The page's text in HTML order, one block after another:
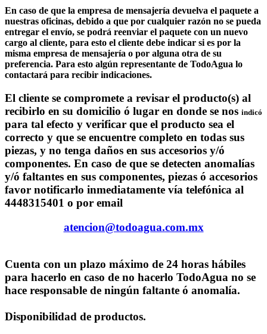
En caso de que la empresa de mensajería devuelva el paquete a
nuestras oficinas, debido a que por cualquier razón no se pueda
entregar el envío, se podrá reenviar el paquete con un nuevo
cargo al cliente, para esto el cliente debe indicar si es por la
misma empresa de mensajería o por alguna otra de su
preferencia. Para esto algún representante de TodoAgua lo
contactará para recibir indicaciones.
El cliente se compromete a revisar el producto(s) al
recibirlo en su domicilio ó lugar en donde se nos indicó
para tal efecto y verificar que el producto sea el
correcto y que se encuentre completo en todas sus
piezas, y no tenga daños en sus accesorios y/ó
componentes. En caso de que se detecten anomalías
y/ó faltantes en sus componentes, piezas ó accesorios
favor notificarlo inmediatamente vía telefónica al
4448315401 o por email
atencion@todoagua.com.mx
Cuenta con un plazo máximo de 24 horas hábiles
para hacerlo en caso de no hacerlo TodoAgua no se
hace responsable de ningún faltante ó anomalía.
Disponibilidad de productos.